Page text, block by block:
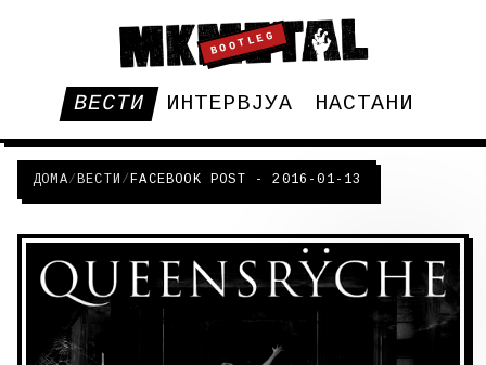
BOOTLEG
ВЕСТИ ИНТЕРВЈУА НАСТАНИ
ДОМА/ВЕСТИ /FACEBOOK POST - 2016-01-13